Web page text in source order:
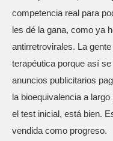
competencia real para
les dé la gana, como ya
antirretrovirales. La
terapéutica porque así
anuncios publicitarios
la bioequivalencia a
el test inicial, está bien.
vendida como progreso.